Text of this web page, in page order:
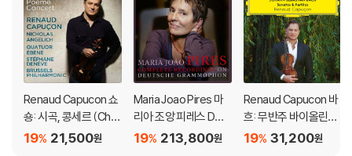
Renaud Capucon 쇼
숑: 시곡, 콩세르 (Cha
usson: Poeme Conc
21,500원
19%
Maria Joao Pires 마
리아 조앙 피레스 DG
녹음 전집 (Complete
213,800원
19%
Renaud Capucon 바
흐: 무반주 바이올린을
위한 소나타와 파르티
31,200원
19%